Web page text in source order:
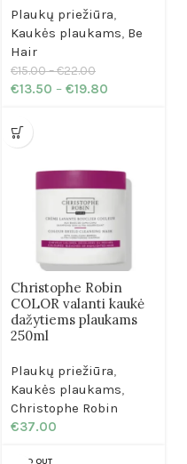
Plaukų priežiūra,
Kaukės plaukams, Be
Hair
€15.00 – €22.00
€13.50 – €19.80
Christophe Robin
COLOR valanti kaukė
dažytiems plaukams
250ml
Plaukų priežiūra,
Kaukės plaukams,
Christophe Robin
€37.00
SOLD OUT